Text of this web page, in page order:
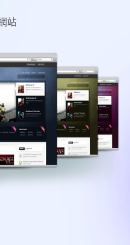
站